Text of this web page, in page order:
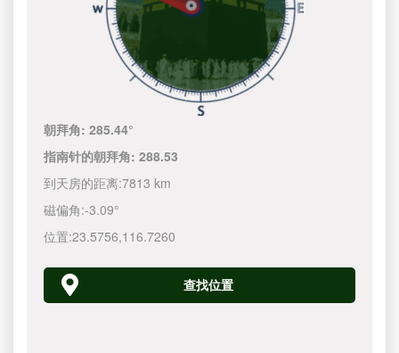
朝拜角:285.44°
指南针的朝拜角:288.53
到天房的距离:7813 km
磁偏角:-3.09°
位置:23.5756,116.7260
查找位置